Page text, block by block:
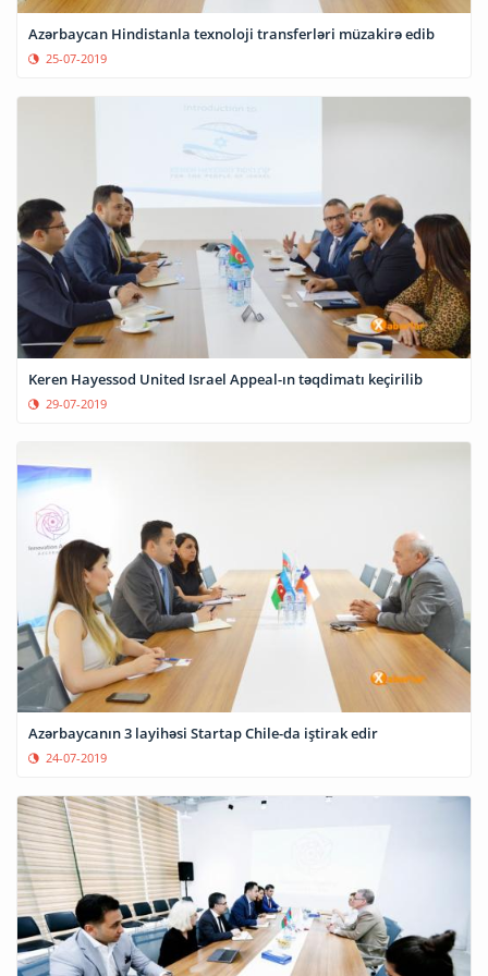
Azərbaycan Hindistanla texnoloji transferləri müzakirə edib
25-07-2019
Keren Hayessod United Israel Appeal-ın təqdimatı keçirilib
29-07-2019
Azərbaycanın 3 layihəsi Startap Chile-da iştirak edir
24-07-2019